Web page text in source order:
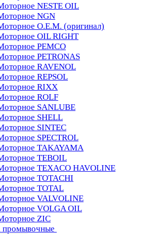
NESTE OIL
NGN
O.E.M. (оригинал)
OIL RIGHT
PEMCO
PETRONAS
RAVENOL
REPSOL
RIXX
ROLF
SANLUBE
SHELL
SINTEC
SPECTROL
TAKAYAMA
TEBOIL
TEXACO HAVOLINE
TOTACHI
TOTAL
VALVOLINE
VOLGA OIL
ZIC
промывочные